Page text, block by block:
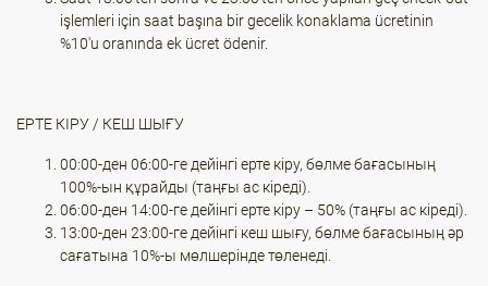
işlemleri için saat başına bir gecelik konaklama ücretinin
%10'u oranında ek ücret ödenir.
ЕРТЕ КІРУ / КЕШ ШЫҒУ
00:00-ден 06:00-ге дейінгі ерте кіру, бөлме бағасының
100%-ын құрайды (таңғы ас кіреді).
06:00-ден 14:00-ге дейінгі ерте кіру – 50% (таңғы ас кіреді).
13:00-ден 23:00-ге дейінгі кеш шығу, бөлме бағасының әр
сағатына 10%-ы мөлшерінде төленеді.